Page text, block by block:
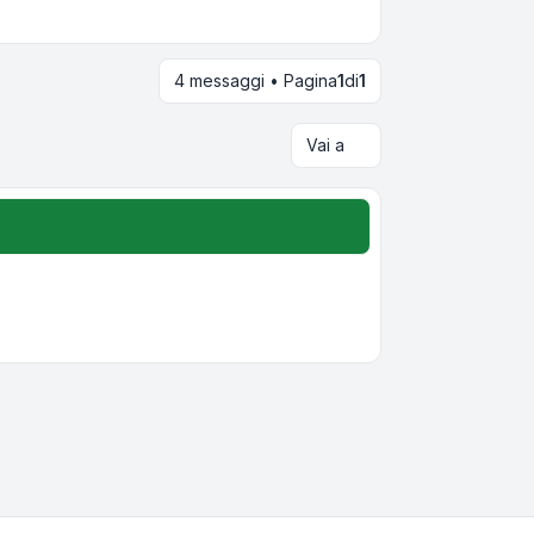
4 messaggi • Pagina1di1
Vai a